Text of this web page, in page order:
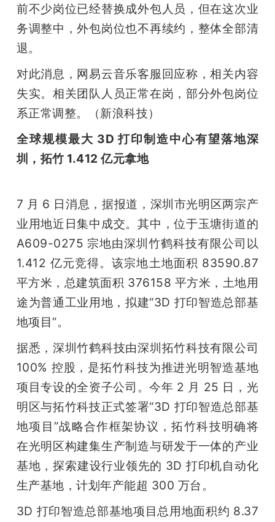
前不少岗位已经替换成外包人员，但在这次业
务调整中，外包岗位也不再续约，整体全部清
退。
对此消息，网易云音乐客服回应称，相关内容
失实。相关团队人员正常在岗，部分外包岗位
系正常调整。（新浪科技）
全球规模最大 3D 打印制造中心有望落地深
圳，拓竹 1.412 亿元拿地
7 月 6 日消息，据报道，深圳市光明区两宗产
业用地近日集中成交。其中，位于玉塘街道的
A609-0275 宗地由深圳竹鹤科技有限公司以
1.412 亿元竞得。该宗地土地面积 83590.87
平方米，总建筑面积 376158 平方米，土地用
途为普通工业用地，拟建“3D 打印智造总部基
地项目”。
据悉，深圳竹鹤科技由深圳拓竹科技有限公司
100% 控股，是拓竹科技为推进光明智造基地
项目专设的全资子公司。今年 2 月 25 日，光
明区与拓竹科技正式签署“3D 打印智造总部基
地项目”战略合作框架协议，拓竹科技明确将
在光明区构建集生产制造与研发于一体的产业
基地，探索建设行业领先的 3D 打印机自动化
生产基地，计划年产能超 300 万台。
3D 打印智造总部基地项目总用地面积约 8.37